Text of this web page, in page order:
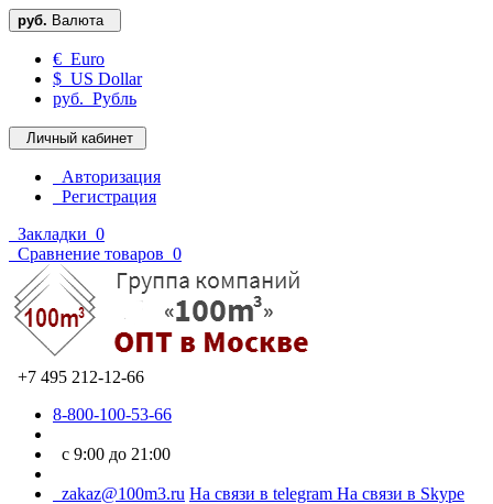
руб. Валюта
€ Euro
$ US Dollar
руб. Рубль
Личный кабинет
Авторизация
Регистрация
Закладки 0
Сравнение товаров 0
+7 495 212-12-66
8-800-100-53-66
с 9:00 до 21:00
zakaz@100m3.ru На связи в telegram На связи в Skype